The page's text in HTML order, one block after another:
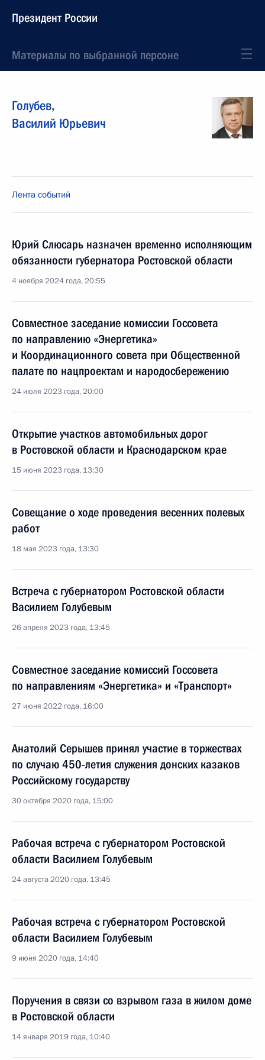
Президент России
Материалы по выбранной персоне
Голубев,
Василий Юрьевич
Лента событий
Юрий Слюсарь назначен временно исполняющим
обязанности губернатора Ростовской области
4 ноября 2024 года, 20:55
Совместное заседание комиссии Госсовета
по направлению «Энергетика»
и Координационного совета при Общественной
палате по нацпроектам и народосбережению
24 июля 2023 года, 20:00
Открытие участков автомобильных дорог
в Ростовской области и Краснодарском крае
15 июня 2023 года, 13:30
Совещание о ходе проведения весенних полевых
работ
18 мая 2023 года, 13:30
Встреча с губернатором Ростовской области
Василием Голубевым
26 апреля 2023 года, 13:45
Cовместное заседание комиссий Госcовета
по направлениям «Энергетика» и «Транспорт»
27 июня 2022 года, 16:00
Анатолий Серышев принял участие в торжествах
по случаю 450-летия служения донских казаков
Российскому государству
30 октября 2020 года, 15:00
Рабочая встреча с губернатором Ростовской
области Василием Голубевым
24 августа 2020 года, 13:45
Рабочая встреча с губернатором Ростовской
области Василием Голубевым
9 июня 2020 года, 14:40
Поручения в связи со взрывом газа в жилом доме
в Ростовской области
14 января 2019 года, 10:40